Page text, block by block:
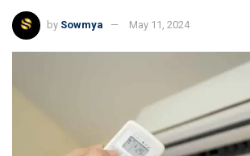
by Sowmya May 11, 2024